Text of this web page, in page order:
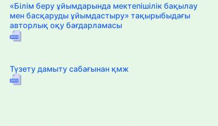
«Білім беру ұйымдарында мектепішілік бақылау
мен басқаруды ұйымдастыру» тақырыбыдағы
авторлық оқу бағдарламасы
Түзету дамыту сабағынан қмж